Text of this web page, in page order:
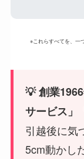
※これらすべてを、一
💡 創業
サービス」
引越後に気
5cm動かし